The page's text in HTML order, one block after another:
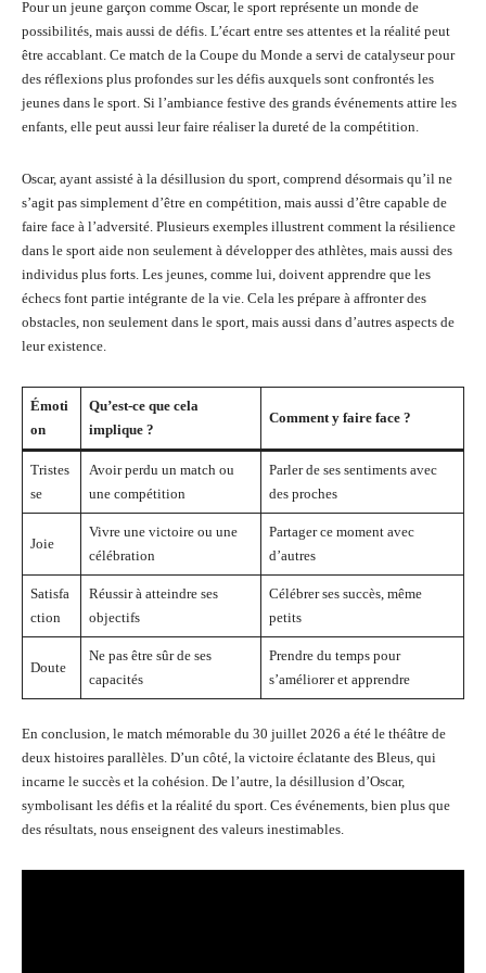
Pour un jeune garçon comme Oscar, le sport représente un monde de
possibilités, mais aussi de défis. L’écart entre ses attentes et la réalité peut
être accablant. Ce match de la Coupe du Monde a servi de catalyseur pour
des réflexions plus profondes sur les défis auxquels sont confrontés les
jeunes dans le sport. Si l’ambiance festive des grands événements attire les
enfants, elle peut aussi leur faire réaliser la dureté de la compétition.
Oscar, ayant assisté à la désillusion du sport, comprend désormais qu’il ne
s’agit pas simplement d’être en compétition, mais aussi d’être capable de
faire face à l’adversité. Plusieurs exemples illustrent comment la résilience
dans le sport aide non seulement à développer des athlètes, mais aussi des
individus plus forts. Les jeunes, comme lui, doivent apprendre que les
échecs font partie intégrante de la vie. Cela les prépare à affronter des
obstacles, non seulement dans le sport, mais aussi dans d’autres aspects de
leur existence.
Émoti
on
Qu’est-ce que cela
implique ?
Comment y faire face ?
Tristes
se
Avoir perdu un match ou
une compétition
Parler de ses sentiments avec
des proches
Joie
Vivre une victoire ou une
célébration
Partager ce moment avec
d’autres
Satisfa
ction
Réussir à atteindre ses
objectifs
Célébrer ses succès, même
petits
Doute
Ne pas être sûr de ses
capacités
Prendre du temps pour
s’améliorer et apprendre
En conclusion, le match mémorable du 30 juillet 2026 a été le théâtre de
deux histoires parallèles. D’un côté, la victoire éclatante des Bleus, qui
incarne le succès et la cohésion. De l’autre, la désillusion d’Oscar,
symbolisant les défis et la réalité du sport. Ces événements, bien plus que
des résultats, nous enseignent des valeurs inestimables.